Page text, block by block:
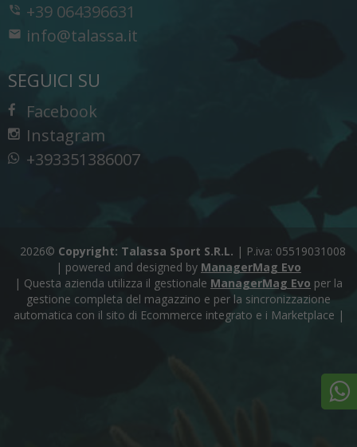
+39 064396631
info@talassa.it
SEGUICI SU
Facebook
Instagram
+393351386007
2026© Copyright: Talassa Sport S.R.L. | P.iva: 05519031008
| powered and designed by ManagerMag Evo
| Questa azienda utilizza il gestionale ManagerMag Evo per la
gestione completa del magazzino e per la sincronizzazione
automatica con il sito di Ecommerce integrato e i Marketplace |